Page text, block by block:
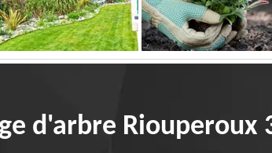
d'arbre Riouperoux